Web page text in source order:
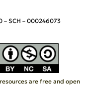
– SCH – 000246073
are free and open